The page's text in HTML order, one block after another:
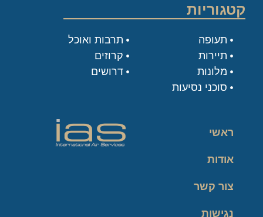
קטגוריות
תעופה
תיירות
מלונות
סוכני נסיעות
תרבות ואוכל
קרוזים
דרושים
ראשי
אודות
צור קשר
נגישות